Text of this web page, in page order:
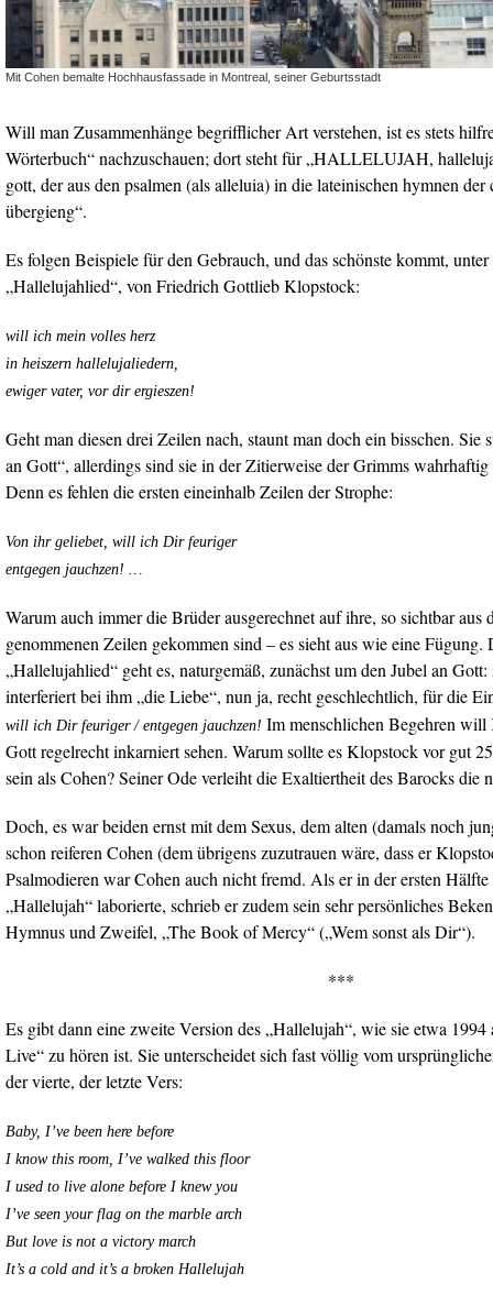
Mit Cohen bemalte Hochhausfassade in Montreal, seiner Geburtsstadt
Will man Zusammenhänge begrifflicher Art verstehen, ist es stets
Wörterbuch“ nachzuschauen; dort steht für „HALLELUJAH,
gott, der aus den psalmen (als alleluia) in die lateinischen hymnen
übergieng“.
Es folgen Beispiele für den Gebrauch, und das schönste kommt,
„Hallelujahlied“, von Friedrich Gottlieb Klopstock:
will ich mein volles herz
in heiszern hallelujaliedern,
ewiger vater, vor dir ergieszen!
Geht man diesen drei Zeilen nach, staunt man doch ein bisschen. Sie
an Gott“, allerdings sind sie in der Zitierweise der Grimms
Denn es fehlen die ersten eineinhalb Zeilen der Strophe:
Von ihr geliebet, will ich Dir feuriger
entgegen jauchzen! …
Warum auch immer die Brüder ausgerechnet auf ihre, so sichtbar aus
genommenen Zeilen gekommen sind – es sieht aus wie eine
„Hallelujahlied“ geht es, naturgemäß, zunächst um den Jubel an
interferiert bei ihm „die Liebe“, nun ja, recht geschlechtlich, für die
will ich Dir feuriger / entgegen jauchzen! Im menschlichen Begehren will
Gott regelrecht inkarniert sehen. Warum sollte es Klopstock vor gut
sein als Cohen? Seiner Ode verleiht die Exaltiertheit des Barocks die
Doch, es war beiden ernst mit dem Sexus, dem alten (damals noch
schon reiferen Cohen (dem übrigens zuzutrauen wäre, dass er
Psalmodieren war Cohen auch nicht fremd. Als er in der ersten Hälfte
„Hallelujah“ laborierte, schrieb er zudem sein sehr persönliches
Hymnus und Zweifel, „The Book of Mercy“ („Wem sonst als Dir“).
***
Es gibt dann eine zweite Version des „Hallelujah“, wie sie etwa
Live“ zu hören ist. Sie unterscheidet sich fast völlig vom
der vierte, der letzte Vers:
Baby, I’ve been here before
I know this room, I’ve walked this floor
I used to live alone before I knew you
I’ve seen your flag on the marble arch
But love is not a victory march
It’s a cold and it’s a broken Hallelujah